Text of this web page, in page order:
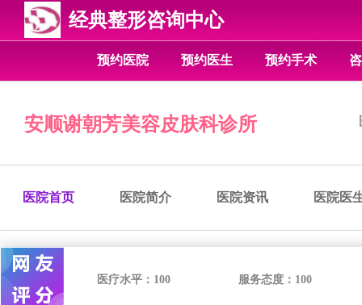
经典整形咨询中心
预约医院 预约医生 预约手术
安顺谢朝芳美容皮肤科诊所
医院首页 医院简介 医院资讯 医院医
医疗水平： 100 服务态度： 100